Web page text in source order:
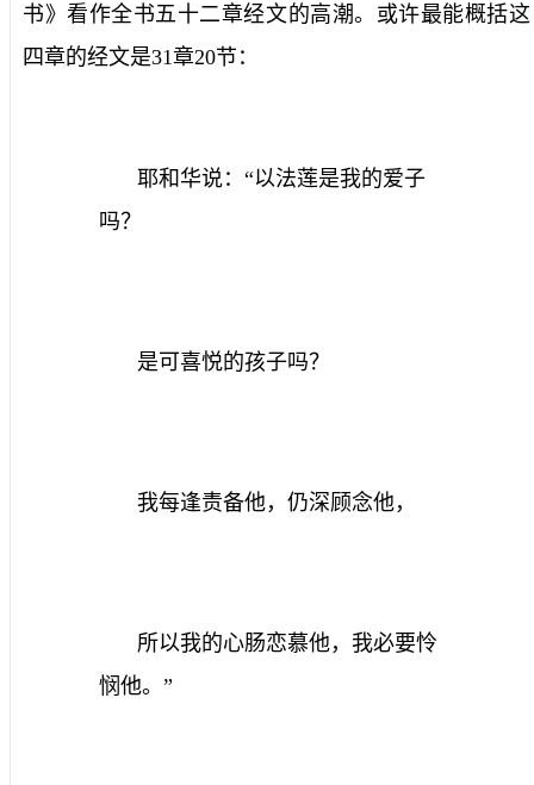
书》看作全书五十二章经文的高潮。或许最能概括这
四章的经文是31章20节：
耶和华说：“以法莲是我的爱子
吗？
是可喜悦的孩子吗？
我每逢责备他，仍深顾念他，
所以我的心肠恋慕他，我必要怜
悯他。”